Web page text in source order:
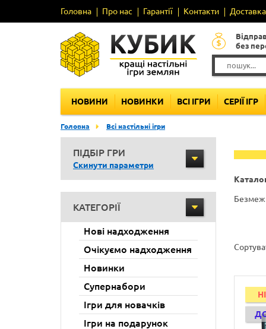
Головна Про нас Гарантії Контакти
без
НОВИНИ НОВИНКИ ВСІ ІГРИ СЕРІЇ ІГР
Головна Всі настільні ігри
ПІДБІР ГРИ
Скинути параметри
КАТЕГОРІЇ
Нові надходження
Очікуємо надходження
Новинки
Супернабори
Ігри для новачків
Ігри на подарунок